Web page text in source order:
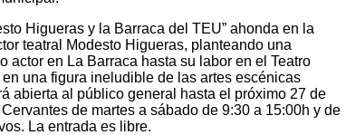
Higueras y la Barraca del TEU” ahonda en la
teatral Modesto Higueras, planteando una
actor en La Barraca hasta su labor en el Teatro
una figura ineludible de las artes escénicas
abierta al público general hasta el próximo 27 de
de martes a sábado de 9:30 a 15:00h y de
La entrada es libre.